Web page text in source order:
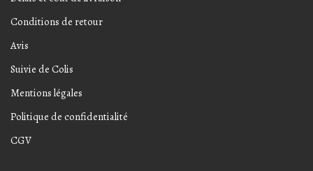
Conditions de retour
Avis
Suivie de Colis
Mentions légales
Politique de confidentialité
CGV